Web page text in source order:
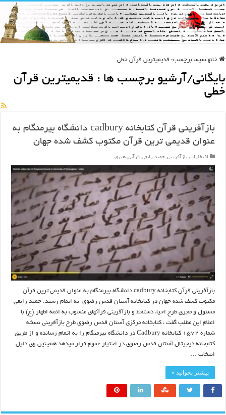
خانه سپس برچسب: قدیمیترین قرآن خطی
بایگانی/آرشیو برچسب ها : قدیمیترین قرآن
خطی
بازآفرینی قرآن کتابخانه cadbury دانشگاه بیرمنگام به
عنوان قدیمی ترین قرآن مکتوب کشف شده جهان
افتخارات, بازآفرینی, حمید رابعی, قرآنی, هنری
بازآفرینی قرآن کتابخانه cadbury دانشگاه بیرمنگام به عنوان قدیمی ترین قرآن
مکتوب کشف شده جهان در کتابخانه آستان قدس رضوی به اتمام رسید. حمید رابعی
مسئول و مجری طرح احیاء دستخط و بازآفرینی قرآنهای منسوب به ائمه اطهار (ع) با
اعلام این مطلب گفت ، کتابخانه مرکزی آستان قدس رضوی طرح بازآفرینی نسخه
شماره ۱۵۷۲ کتابخانه Cadbury در دانشگاه بیرمنگام را به اتمام رسانده و از طریق
کتابخانه دیجیتال آستان قدس رضوی در اختیار عموم قرار میدهد همچنین وی دلیل
انتخاب …
بیشتر بخوانید »